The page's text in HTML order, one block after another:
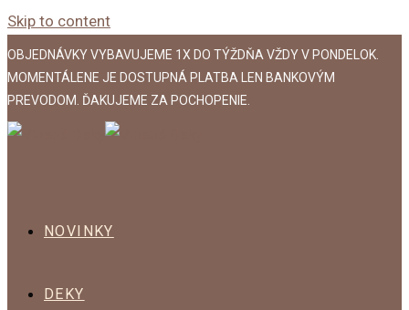
Skip to content
OBJEDNÁVKY VYBAVUJEME 1X DO TÝŽDŇA VŽDY V PONDELOK.
MOMENTÁLENE JE DOSTUPNÁ PLATBA LEN BANKOVÝM
PREVODOM. ĎAKUJEME ZA POCHOPENIE.
NOVINKY
DEKY